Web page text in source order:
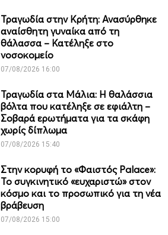
Τραγωδία στην Κρήτη: Ανασύρθηκε
αναίσθητη γυναίκα από τη
θάλασσα – Κατέληξε στο
νοσοκομείο
07/08/2026 16:00
Τραγωδία στα Μάλια: Η θαλάσσια
βόλτα που κατέληξε σε εφιάλτη –
Σοβαρά ερωτήματα για τα σκάφη
χωρίς δίπλωμα
07/08/2026 15:40
Στην κορυφή το «Φαιστός Palace»:
Το συγκινητικό «ευχαριστώ» στον
κόσμο και το προσωπικό για τη νέα
βράβευση
07/08/2026 15:00